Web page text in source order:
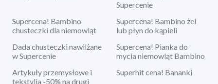
Supercenie
Supercena! Bambino
chusteczki dla niemowląt
Supercena! Bambino żel
lub płyn do kąpieli
Dada chusteczki nawilżane
w Supercenie
Supercena! Pianka do
mycia niemowląt Bambino
Artykuły przemysłowe i
tekstylia -50% na drugi
Superhit cena! Bananki